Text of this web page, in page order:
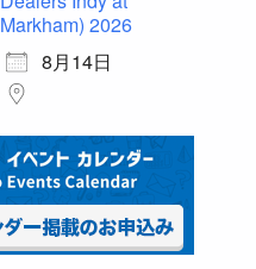
Markham) 2026
8月14日